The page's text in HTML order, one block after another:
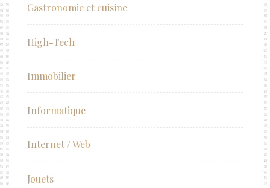
Gastronomie et cuisine
High-Tech
Immobilier
Informatique
Internet / Web
Jouets